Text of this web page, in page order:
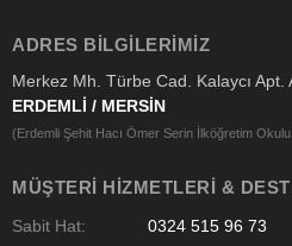
ADRES BILGILERIMIZ
Merkez Mh. Türbe Cad. Kalaycı Apt.
ERDEMLİ / MERSİN
(Erdemli Şehit Hacı Ömer Serin İlköğretim Okulu
MÜŞTERI HIZMETLERI &
Sabit Hat: 0324 515 96 73